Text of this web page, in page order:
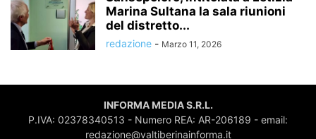
Marina Sultana la sala riunioni
del distretto...
redazione - Marzo 11, 2026
INFORMA MEDIA S.R.L.
P.IVA: 02378340513 - Numero REA: AR-206189 - email:
redazione@valtiberinainforma.it